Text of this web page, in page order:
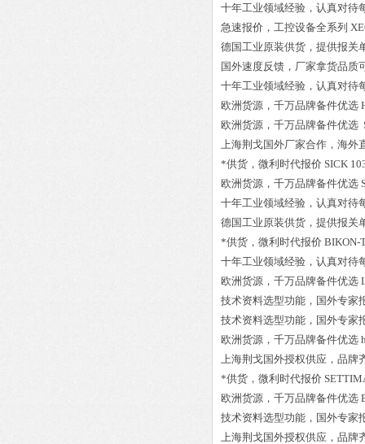
十年工业领域经验，认真对待
急速报价，工控设备全系列
德国工业原装供货，提供报关
国外速度反馈，厂家拿货品质
十年工业领域经验，认真对待
欧洲货源，千万品牌备件优选
欧洲货源，千万品牌备件优选
上海荆戈国外厂家合作，海外
*供货，微利时代报价 SICK
欧洲货源，千万品牌备件优选
十年工业领域经验，认真对待
德国工业原装供货，提供报关
*供货，微利时代报价 BIKON-
十年工业领域经验，认真对待
欧洲货源，千万品牌备件优选
技术资料选型功能，国外专家
技术资料选型功能，国外专家
欧洲货源，千万品牌备件优选
上海荆戈国外授权供应，品牌
*供货，微利时代报价
欧洲货源，千万品牌备件优选
技术资料选型功能，国外专家
上海荆戈国外授权供应，品牌